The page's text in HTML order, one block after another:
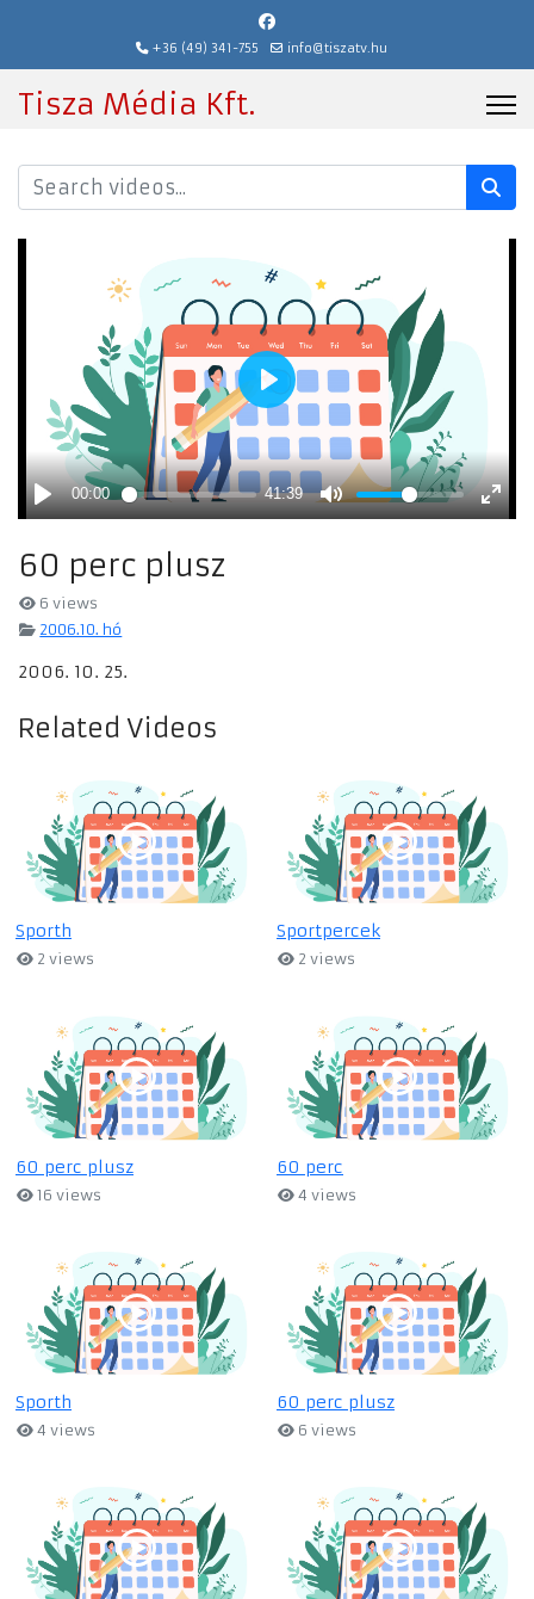
+36 (49) 341-755 info@tiszatv.hu
Tisza Média Kft.
60 perc plusz
6 views
2006.10. hó
2006. 10. 25.
Related Videos
Sporth
2 views
Sportpercek
2 views
60 perc plusz
16 views
60 perc
4 views
Sporth
4 views
60 perc plusz
6 views